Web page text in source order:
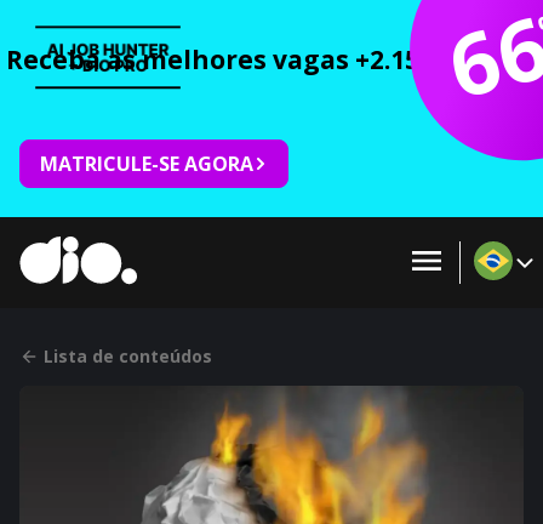
Receba as melhores vagas +2.150 cursos
MATRICULE-SE AGORA
Lista de conteúdos